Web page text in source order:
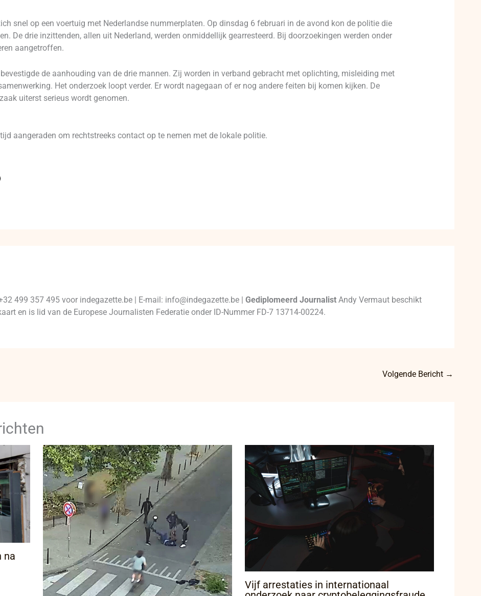
snel op een voertuig met Nederlandse nummerplaten. Op dinsdag 6 februari in de avond kon de politie die
De drie inzittenden, allen uit Nederland, werden onmiddellijk gearresteerd. Bij doorzoekingen werden onder
aangetroffen.
de aanhouding van de drie mannen. Zij worden in verband gebracht met oplichting, misleiding met
Het onderzoek loopt verder. Er wordt nagegaan of er nog andere feiten bij komen kijken. De
uiterst serieus wordt genomen.
aangeraden om rechtstreeks contact op te nemen met de lokale politie.
499 357 495 voor indegazette.be | E-mail: info@indegazette.be |Gediplomeerd Journalist Andy Vermaut beschikt
en is lid van de Europese Journalisten Federatie onder ID-Nummer FD-7 13714-00224.
Volgende Bericht →
na
Vijf arrestaties in internationaal